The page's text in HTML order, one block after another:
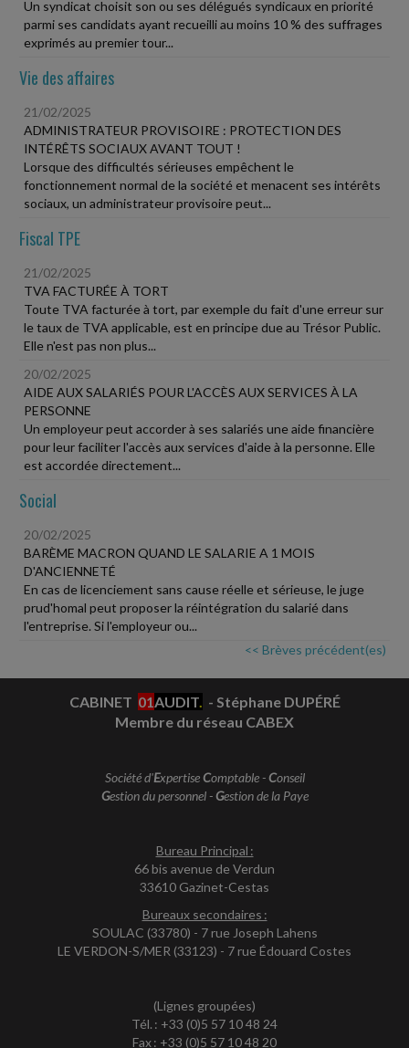
Un syndicat choisit son ou ses délégués syndicaux en priorité
parmi ses candidats ayant recueilli au moins 10 % des suffrages
exprimés au premier tour...
Vie des affaires
21/02/2025
ADMINISTRATEUR PROVISOIRE : PROTECTION DES
INTÉRÊTS SOCIAUX AVANT TOUT !
Lorsque des difficultés sérieuses empêchent le
fonctionnement normal de la société et menacent ses intérêts
sociaux, un administrateur provisoire peut...
Fiscal TPE
21/02/2025
TVA FACTURÉE À TORT
Toute TVA facturée à tort, par exemple du fait d'une erreur sur
le taux de TVA applicable, est en principe due au Trésor Public.
Elle n'est pas non plus...
20/02/2025
AIDE AUX SALARIÉS POUR L'ACCÈS AUX SERVICES À LA
PERSONNE
Un employeur peut accorder à ses salariés une aide financière
pour leur faciliter l'accès aux services d'aide à la personne. Elle
est accordée directement...
Social
20/02/2025
BARÈME MACRON QUAND LE SALARIE A 1 MOIS
D'ANCIENNETÉ
En cas de licenciement sans cause réelle et sérieuse, le juge
prud'homal peut proposer la réintégration du salarié dans
l'entreprise. Si l'employeur ou...
<< Brèves précédent(es)
CABINET 01 AUDIT. - Stéphane DUPÉRÉ
Membre du réseau CABEX
Société d'ExpertiseComptable -Conseil
Gestion du personnel -Gestion de la Paye
Bureau Principal :
66 bis avenue de Verdun
33610 Gazinet-Cestas
Bureaux secondaires :
SOULAC (33780) - 7 rue Joseph Lahens
LE VERDON-S/MER (33123) - 7 rue Édouard Costes
(Lignes groupées)
Tél. : +33 (0)5 57 10 48 24
Fax : +33 (0)5 57 10 48 20